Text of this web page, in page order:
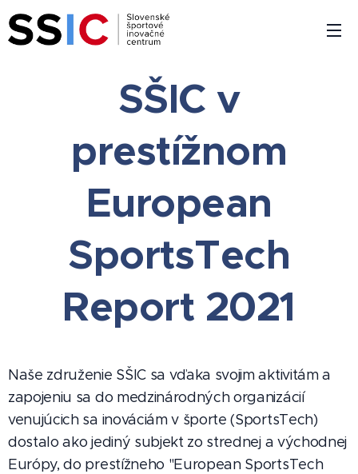
SŠIC v
prestížnom
European
SportsTech
Report 2021
Naše združenie SŠIC sa vďaka svojim aktivitám a
zapojeniu sa do medzinárodných organizácií
venujúcich sa inováciám v športe (SportsTech)
dostalo ako jediný subjekt zo strednej a východnej
Európy, do prestížneho "European SportsTech